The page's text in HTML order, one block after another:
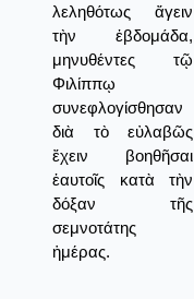
λεληθότως ἄγειν
τὴν ἑβδομάδα,
μηνυθέντες τῷ
Φιλίππῳ
συνεφλογίσθησαν
διὰ τὸ εὐλαβῶς
ἔχειν βοηθῆσαι
ἑαυτοῖς κατὰ τὴν
δόξαν τῆς
σεμνοτάτης
ἡμέρας.